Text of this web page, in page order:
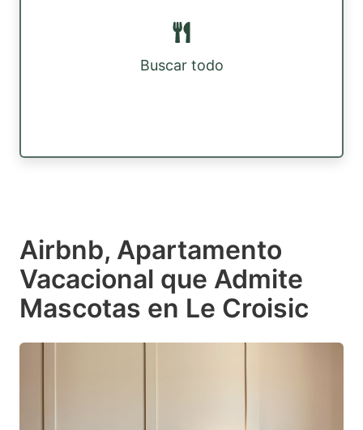
Buscar todo
Airbnb, Apartamento
Vacacional que Admite
Mascotas en Le Croisic